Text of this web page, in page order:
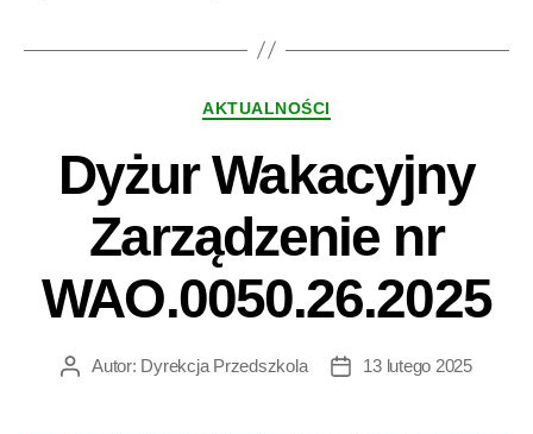
Kategorie
AKTUALNOŚCI
Dyżur Wakacyjny
Zarządzenie nr
WAO.0050.26.2025
AutorAutor: Dyrekcja Przedszkola
Data13 lutego 2025